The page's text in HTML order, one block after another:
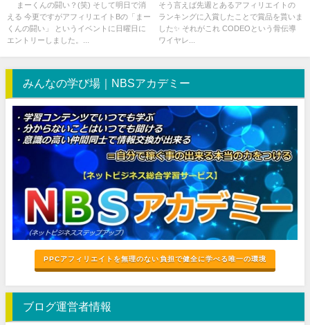
まーくんの闘い？(笑) そして明日で消
える 今更ですがアフィリエイトBの「まー
くんの闘い」 というイベントに日曜日に
エントリーしました。...
そう言えば先週とあるアフィリエイトの
ランキングに入賞したことで賞品を貰いま
した✨ それがこれ CODEOという骨伝導
ワイヤレ...
みんなの学び場｜NBSアカデミー
PPCアフィリエイトを無理のない負担で健全に学べる唯一の環境
ブログ運営者情報